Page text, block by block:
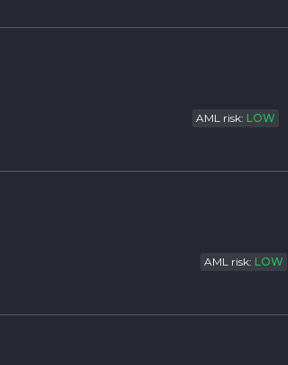
AML risk: LOW
AML risk: LOW